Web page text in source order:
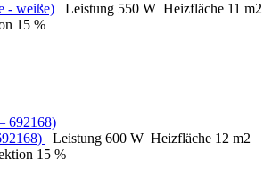
- weiße) Leistung 550 W Heizfläche 11 m2
15 %
Leistung 600 W Heizfläche 12 m2
15 %